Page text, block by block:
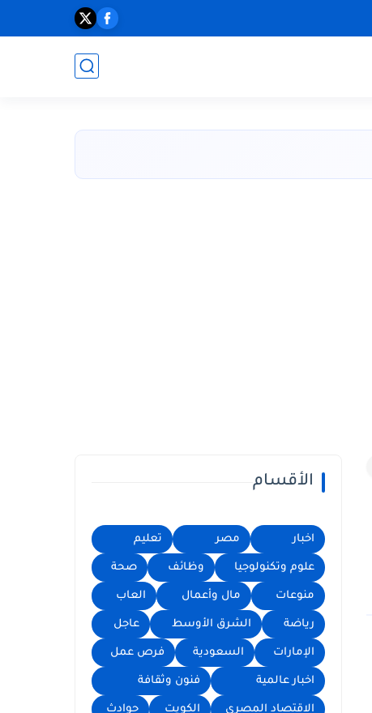
الأقسام
اخبار مصر تعليم
علوم وتكنولوجيا وظائف صحة
منوعات مال وأعمال العاب
رياضة الشرق الأوسط عاجل
الإمارات السعودية فرص عمل
اخبار عالمية فنون وثقافة
الاقتصاد المصرى الكويت حوادث